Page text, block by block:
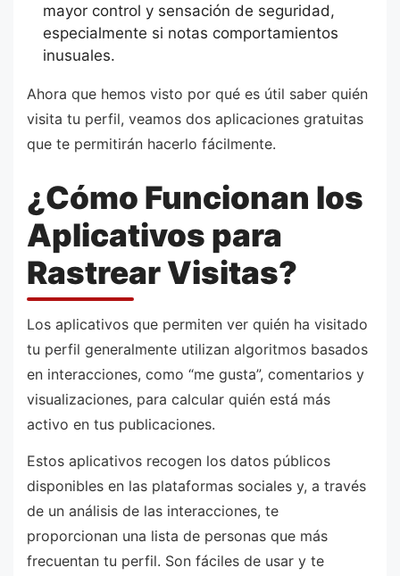
mayor control y sensación de seguridad,
especialmente si notas comportamientos
inusuales.
Ahora que hemos visto por qué es útil saber quién
visita tu perfil, veamos dos aplicaciones gratuitas
que te permitirán hacerlo fácilmente.
¿Cómo Funcionan los
Aplicativos para
Rastrear Visitas?
Los aplicativos que permiten ver quién ha visitado
tu perfil generalmente utilizan algoritmos basados
en interacciones, como “me gusta”, comentarios y
visualizaciones, para calcular quién está más
activo en tus publicaciones.
Estos aplicativos recogen los datos públicos
disponibles en las plataformas sociales y, a través
de un análisis de las interacciones, te
proporcionan una lista de personas que más
frecuentan tu perfil. Son fáciles de usar y te